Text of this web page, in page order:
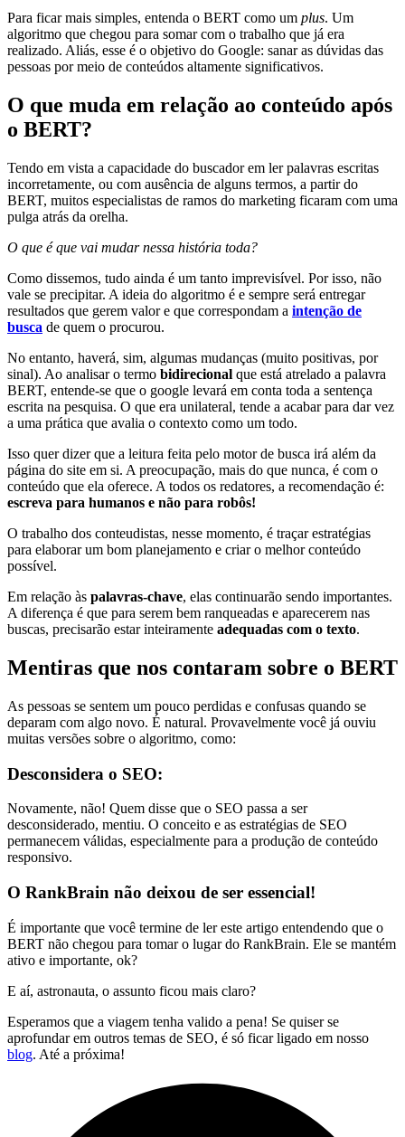
Para ficar mais simples, entenda o BERT como um plus. Um
algoritmo que chegou para somar com o trabalho que já era
realizado. Aliás, esse é o objetivo do Google: sanar as dúvidas das
pessoas por meio de conteúdos altamente significativos.
O que muda em relação ao conteúdo após
o BERT?
Tendo em vista a capacidade do buscador em ler palavras escritas
incorretamente, ou com ausência de alguns termos, a partir do
BERT, muitos especialistas de ramos do marketing ficaram com uma
pulga atrás da orelha.
O que é que vai mudar nessa história toda?
Como dissemos, tudo ainda é um tanto imprevisível. Por isso, não
vale se precipitar. A ideia do algoritmo é e sempre será entregar
resultados que gerem valor e que correspondam a intenção de
busca de quem o procurou.
No entanto, haverá, sim, algumas mudanças (muito positivas, por
sinal). Ao analisar o termo bidirecional que está atrelado a palavra
BERT, entende-se que o google levará em conta toda a sentença
escrita na pesquisa. O que era unilateral, tende a acabar para dar vez
a uma prática que avalia o contexto como um todo.
Isso quer dizer que a leitura feita pelo motor de busca irá além da
página do site em si. A preocupação, mais do que nunca, é com o
conteúdo que ela oferece. A todos os redatores, a recomendação é:
escreva para humanos e não para robôs!
O trabalho dos conteudistas, nesse momento, é traçar estratégias
para elaborar um bom planejamento e criar o melhor conteúdo
possível.
Em relação às palavras-chave, elas continuarão sendo importantes.
A diferença é que para serem bem ranqueadas e aparecerem nas
buscas, precisarão estar inteiramente adequadas com o texto.
Mentiras que nos contaram sobre o BERT
As pessoas se sentem um pouco perdidas e confusas quando se
deparam com algo novo. É natural. Provavelmente você já ouviu
muitas versões sobre o algoritmo, como:
Desconsidera o SEO:
Novamente, não! Quem disse que o SEO passa a ser
desconsiderado, mentiu. O conceito e as estratégias de SEO
permanecem válidas, especialmente para a produção de conteúdo
responsivo.
O RankBrain não deixou de ser essencial!
É importante que você termine de ler este artigo entendendo que o
BERT não chegou para tomar o lugar do RankBrain. Ele se mantém
ativo e importante, ok?
E aí, astronauta, o assunto ficou mais claro?
Esperamos que a viagem tenha valido a pena! Se quiser se
aprofundar em outros temas de SEO, é só ficar ligado em nosso
blog. Até a próxima!